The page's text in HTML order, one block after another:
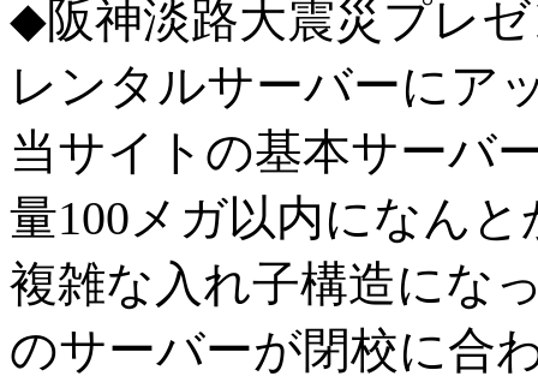
◆阪神淡路大震災プレ
レンタルサーバーにア
当サイトの基本サーバ
量100メガ以内になん
複雑な入れ子構造にな
のサーバーが閉校に合